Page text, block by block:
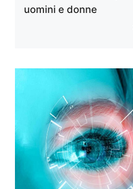
uomini e donne